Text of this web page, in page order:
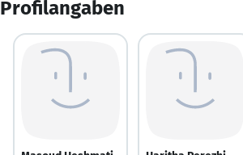
Profilangaben